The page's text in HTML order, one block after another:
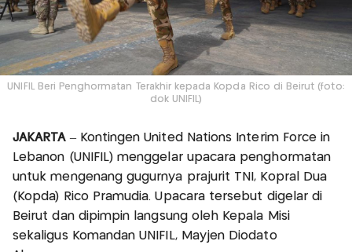
UNIFIL Beri Penghormatan Terakhir kepada Kopda Rico di Beirut (foto:
dok UNIFIL)
JAKARTA– Kontingen United Nations Interim Force in
Lebanon (UNIFIL) menggelar upacara penghormatan
untuk mengenang gugurnya prajurit TNI, Kopral Dua
(Kopda) Rico Pramudia. Upacara tersebut digelar di
Beirut dan dipimpin langsung oleh Kepala Misi
sekaligus Komandan UNIFIL, Mayjen Diodato